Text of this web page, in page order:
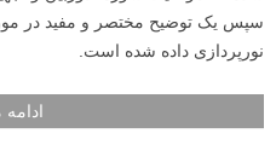
سپس یک توضیح مختصر و مفید در مورد
نورپردازی داده شده است.